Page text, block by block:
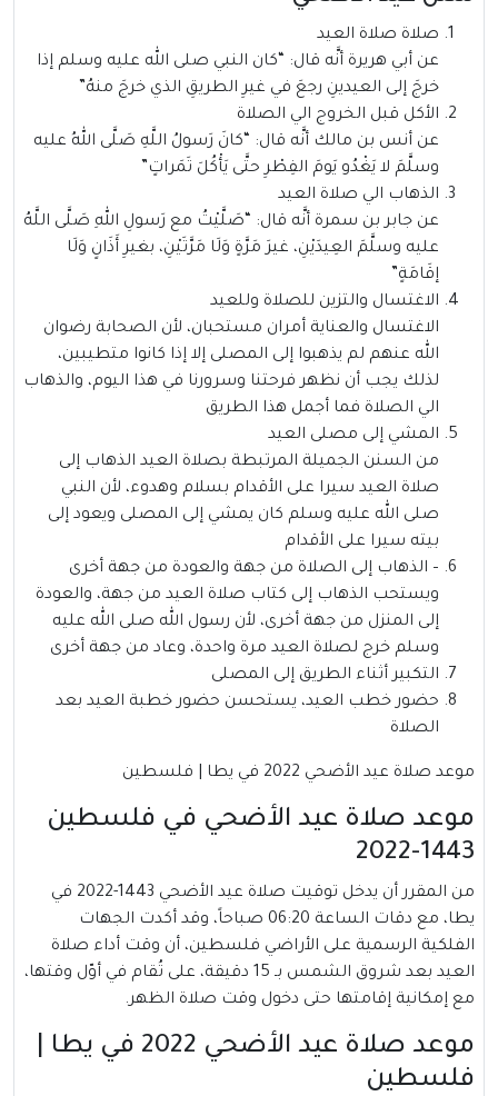
صلاة صلاة العيد
عن أبي هريرة أنَّه قال: “كان النبي صلى الله عليه وسلم إذا
خرجَ إلى العيدينِ رجعَ في غيرِ الطريقِ الذي خرجَ منهُ”
الأكل قبل الخروج الي الصلاة
عن أنس بن مالك أنَّه قال: “كانَ رَسولُ اللَّهِ صَلَّى اللهُ عليه
وسلَّمَ لا يَغْدُو يَومَ الفِطْرِ حتَّى يَأْكُلَ تَمَراتٍ”
الذهاب الي صلاة العيد
عن جابر بن سمرة أنَّه قال: “صَلَّيْتُ مع رَسولِ اللهِ صَلَّى اللَّهُ
عليه وسلَّمَ العِيدَيْنِ، غيرَ مَرَّةٍ وَلَا مَرَّتَيْنِ، بغيرِ أَذَانٍ وَلَا
إقَامَةٍ”
الاغتسال والتزين للصلاة وللعيد
الاغتسال والعناية أمران مستحبان، لأن الصحابة رضوان
الله عنهم لم يذهبوا إلى المصلى إلا إذا كانوا متطيبين،
لذلك يجب أن نظهر فرحتنا وسرورنا في هذا اليوم، والذهاب
الي الصلاة فما أجمل هذا الطريق
المشي إلى مصلى العيد
من السنن الجميلة المرتبطة بصلاة العيد الذهاب إلى
صلاة العيد سيرا على الأقدام بسلام وهدوء، لأن النبي
صلى الله عليه وسلم كان يمشي إلى المصلى ويعود إلى
بيته سيرا على الأقدام
– الذهاب إلى الصلاة من جهة والعودة من جهة أخرى
ويستحب الذهاب إلى كتاب صلاة العيد من جهة، والعودة
إلى المنزل من جهة أخرى، لأن رسول الله صلى الله عليه
وسلم خرج لصلاة العيد مرة واحدة، وعاد من جهة أخرى
التكبير أثناء الطريق إلى المصلى
حضور خطب العيد، يستحسن حضور خطبة العيد بعد
الصلاة
موعد صلاة عيد الأضحي 2022 في يطا | فلسطين
موعد صلاة عيد الأضحي في فلسطين
1443-2022
من المقرر أن يدخل توقيت صلاة عيد الأضحي 1443-2022 في
يطا، مع دقات الساعة 06:20 صباحاً، وقد أكدت الجهات
الفلكية الرسمية على الأراضي فلسطين، أن وقت أداء صلاة
العيد بعد شروق الشمس بـ 15 دقيقة، على تُقام في أوّل وقتها،
مع إمكانية إقامتها حتى دخول وقت صلاة الظهر.
موعد صلاة عيد الأضحي 2022 في يطا |
فلسطين